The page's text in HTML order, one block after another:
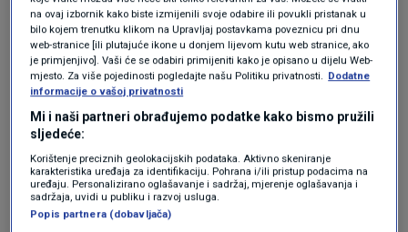
Ne čuvajte voće i povrće
zajedno
Preporučuje se odvojiti voće i povrće odmah
nakon kupnje, a posebno prilikom spremanja u
hladnjak. Naime, mnogi plodovi ispuštaju
etilen , plin koji ubrzava sazrijevanje.
na ovaj izbornik kako biste izmijenili svoje odabire ili povukli pristanak u
bilo kojem trenutku klikom na Upravljaj postavkama poveznicu pri dnu
web-stranice [ili plutajuće ikone u donjem lijevom kutu web stranice, ako
je primjenjivo]. Vaši će se odabiri primijeniti kako je opisano u dijelu Web-
mjesto. Za više pojedinosti pogledajte našu Politiku privatnosti. Dodatne
informacije o vašoj privatnosti
Mi i naši partneri obrađujemo podatke kako bismo pružili
sljedeće:
Korištenje preciznih geolokacijskih podataka. Aktivno skeniranje
karakteristika uređaja za identifikaciju. Pohrana i/ili pristup podacima na
uređaju. Personalizirano oglašavanje i sadržaj, mjerenje oglašavanja i
sadržaja, uvidi u publiku i razvoj usluga.
Popis partnera (dobavljača)